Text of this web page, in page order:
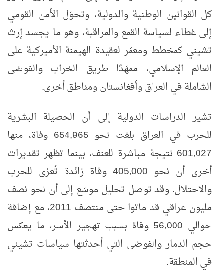
كل القوانين الوطنية والدولية، وتحوّل الأمن القومي
إلى غطاء لسياسة القمع والمراقبة، وهو ما يجسد إرث
تشيني كمخطط ومعمّر لعقيدة الهيمنة الأميركية على
العالم الإسلامي، ممهّدًا طريق الخراب والفوضى
الشاملة في العراق وأفغانستان ومناطق أخرى.
تشير الدراسات الدولية إلى أن الحصيلة البشرية
للحرب في العراق بلغت نحو 654,965 وفاة، منها
601,027 نتيجة مباشرة للعنف، بينما تظهر تقديرات
أخرى أن نحو 405,000 وفاة زائدة تُعزى للحرب
والاحتلال. وقد توصل تحليل موسّع إلى أن نحو نصف
مليون عراقي قد ماتوا حتى منتصف 2011، مع إضافة
حوالي 56,000 وفاة بسبب تهجير الأسر، ما يعكس
حجم الدمار والفوضى التي أحدثتها سياسات تشيني
في المنطقة.